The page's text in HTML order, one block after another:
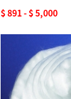
$ 891 - $ 5,000